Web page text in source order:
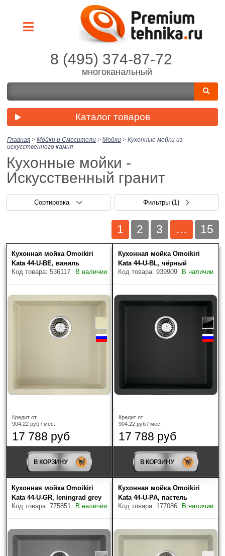
8 (495) 374-87-72
многоканальный
Каталог товаров
Главная > Мойки и Смесители > Мойки > Кухонные мойки из
искусственного камня
Кухонные мойки -
Искусственный гранит
Сортировка Фильтры (1)
1 2 3 … 15
Скрыть фильтры Товаров найдено: 447
Цена (руб.)
Производитель ?
Blanco
Franke(180)
Omoikiri(195)
Smeg(1)
Кухонная мойка Omoikiri
Kata 44-U-BE, ваниль
Код товара: 536117
В наличии
Кредит от
904.22 руб / мес.
17 788 руб
В КОРЗИНУ
Кухонная мойка Omoikiri
Kata 44-U-BL, чёрный
Код товара: 939909
В наличии
Кредит от
904.22 руб / мес.
17 788 руб
В КОРЗИНУ
Кухонная мойка Omoikiri
Kata 44-U-GR, leningrad grey
Код товара: 775851
В наличии
Кухонная мойка Omoikiri
Kata 44-U-PA, пастель
Код товара: 177086
В наличии